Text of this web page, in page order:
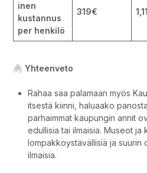
inen
kustannus
per henkilö
319€
Yhteenveto
Rahaa saa palamaan myös
itsestä kiinni, haluaako
parhaimmat kaupungin annit
edullisia tai ilmaisia. Museot ja
lompakkoystävällisiä ja suurin
ilmaisia.